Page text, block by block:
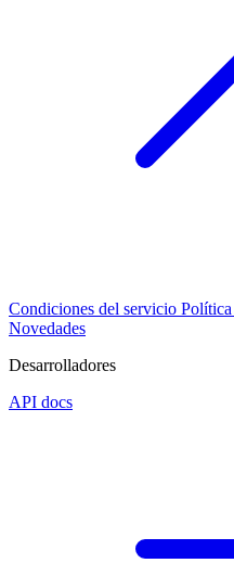
Condiciones del servicio
Novedades
Desarrolladores
API docs